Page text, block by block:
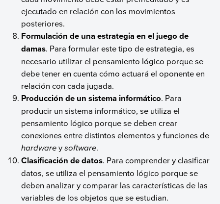
ejecutado en relación con los movimientos
posteriores.
Formulación de una estrategia en el juego de
damas. Para formular este tipo de estrategia, es
necesario utilizar el pensamiento lógico porque se
debe tener en cuenta cómo actuará el oponente en
relación con cada jugada.
Producción de un sistema informático. Para
producir un sistema informático, se utiliza el
pensamiento lógico porque se deben crear
conexiones entre distintos elementos y funciones de
hardwareysoftware.
Clasificación de datos. Para comprender y clasificar
datos, se utiliza el pensamiento lógico porque se
deben analizar y comparar las características de las
variables de los objetos que se estudian.